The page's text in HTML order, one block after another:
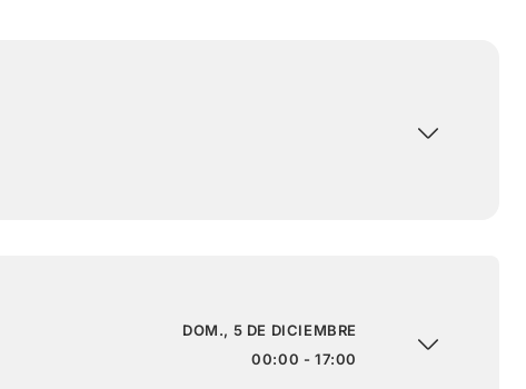
DOM., 5 DE DICIEMBRE
00:00 - 17:00